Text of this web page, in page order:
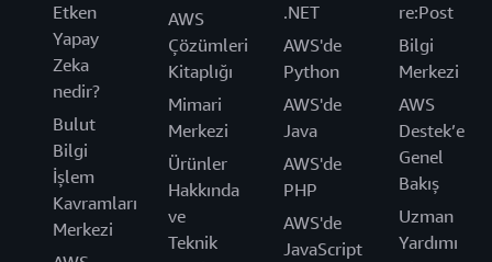
Etken
Yapay
Zeka
nedir?
Bulut
Bilgi
İşlem
Kavramları
Merkezi
AWS
Çözümleri
Kitaplığı
Mimari
Merkezi
Ürünler
Hakkında
ve
Teknik
.NET
AWS'de
Python
AWS'de
Java
AWS'de
PHP
AWS'de
JavaScript
re:Post
Bilgi
Merkezi
AWS
Destek’e
Genel
Bakış
Uzman
Yardımı